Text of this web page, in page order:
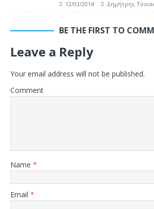
12/03/2014 Δημήτρης
BE THE FIRST TO
Leave a Reply
Your email address will not be published.
Comment
Name *
Email *